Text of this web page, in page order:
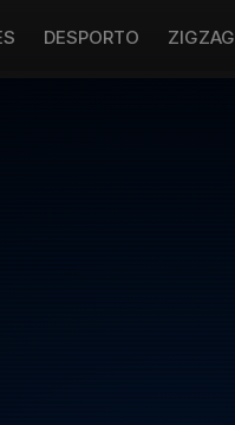
DESPORTO ZIGZAG